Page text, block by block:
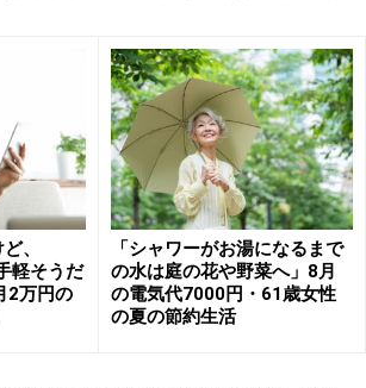
で、固定的に引かれる支出があるた
額が少なくなり、生活に余裕を持ちに
あります。
スピードの早さに驚いてい
いて伺うと、「朝はゆっくり起きて家
や軽い運動を取り入れて健康維持を意
の後はテレビを見たり、趣味の時間を
に余裕がある分、無理なく自分のペー
」と回答。
、
軽そうだ
2万円の
「シャワーがお湯になるまで
の水は庭の花や野菜へ」8月
の電気代7000円・61歳女性
の夏の節約生活